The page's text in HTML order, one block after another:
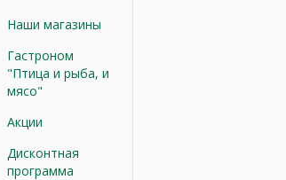
Наши магазины
Гастроном
"Птица и рыба, и
мясо"
Акции
Дисконтная
программа